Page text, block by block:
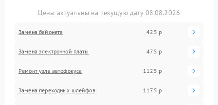
Цены актуальны на текущую дату 08.08.2026
Замена байонета 425 р
Замена электронной платы 475 р
Ремонт узла автофокуса 1125 р
Замена переходных шлейфов 1175 р